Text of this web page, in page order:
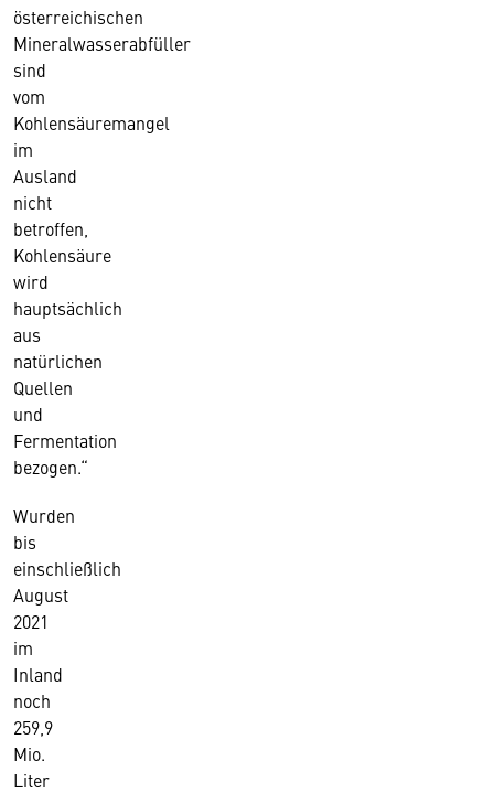
österreichischen
Mineralwasserabfüller
sind
vom
Kohlensäuremangel
im
Ausland
nicht
betroffen,
Kohlensäure
wird
hauptsächlich
aus
natürlichen
Quellen
und
Fermentation
bezogen.“
Wurden
bis
einschließlich
August
2021
im
Inland
noch
259,9
Mio.
Liter